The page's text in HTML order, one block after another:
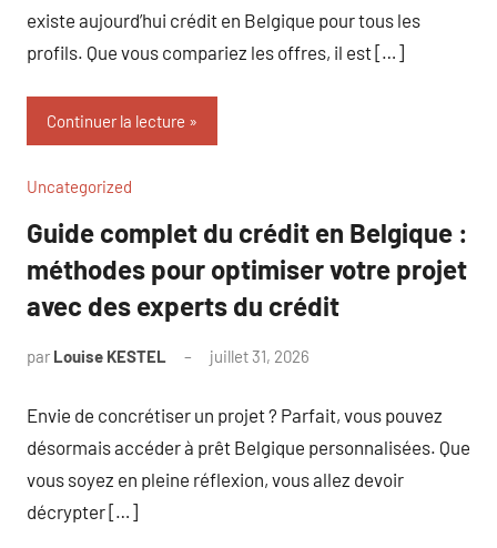
existe aujourd’hui crédit en Belgique pour tous les
profils. Que vous compariez les offres, il est […]
Continuer la lecture
Uncategorized
Guide complet du crédit en Belgique :
méthodes pour optimiser votre projet
avec des experts du crédit
par Louise KESTEL juillet 31, 2026
Envie de concrétiser un projet ? Parfait, vous pouvez
désormais accéder à prêt Belgique personnalisées. Que
vous soyez en pleine réflexion, vous allez devoir
décrypter […]